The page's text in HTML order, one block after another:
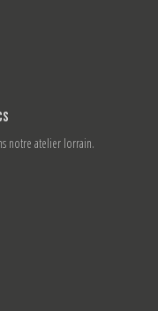
notre atelier lorrain.